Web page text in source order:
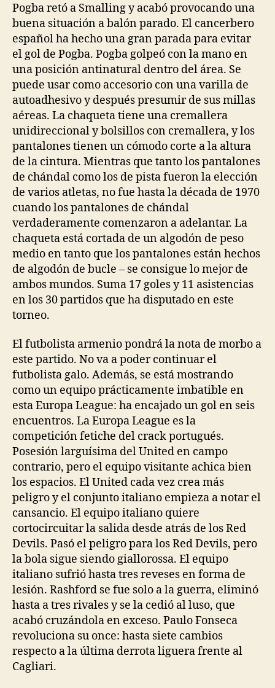
Pogba retó a Smalling y acabó provocando una
buena situación a balón parado. El cancerbero
español ha hecho una gran parada para evitar
el gol de Pogba. Pogba golpeó con la mano en
una posición antinatural dentro del área. Se
puede usar como accesorio con una varilla de
autoadhesivo y después presumir de sus millas
aéreas. La chaqueta tiene una cremallera
unidireccional y bolsillos con cremallera, y los
pantalones tienen un cómodo corte a la altura
de la cintura. Mientras que tanto los pantalones
de chándal como los de pista fueron la elección
de varios atletas, no fue hasta la década de 1970
cuando los pantalones de chándal
verdaderamente comenzaron a adelantar. La
chaqueta está cortada de un algodón de peso
medio en tanto que los pantalones están hechos
de algodón de bucle – se consigue lo mejor de
ambos mundos. Suma 17 goles y 11 asistencias
en los 30 partidos que ha disputado en este
torneo.
El futbolista armenio pondrá la nota de morbo a
este partido. No va a poder continuar el
futbolista galo. Además, se está mostrando
como un equipo prácticamente imbatible en
esta Europa League: ha encajado un gol en seis
encuentros. La Europa League es la
competición fetiche del crack portugués.
Posesión larguísima del United en campo
contrario, pero el equipo visitante achica bien
los espacios. El United cada vez crea más
peligro y el conjunto italiano empieza a notar el
cansancio. El equipo italiano quiere
cortocircuitar la salida desde atrás de los Red
Devils. Pasó el peligro para los Red Devils, pero
la bola sigue siendo giallorossa. El equipo
italiano sufrió hasta tres reveses en forma de
lesión. Rashford se fue solo a la guerra, eliminó
hasta a tres rivales y se la cedió al luso, que
acabó cruzándola en exceso. Paulo Fonseca
revoluciona su once: hasta siete cambios
respecto a la última derrota liguera frente al
Cagliari.